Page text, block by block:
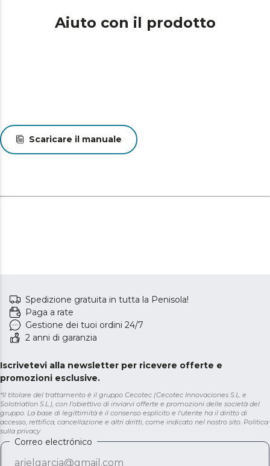
Aiuto con il prodotto
Scaricare il manuale
Spedizione gratuita in tutta la Penisola!
Paga a rate
Gestione dei tuoi ordini 24/7
2 anni di garanzia
Iscrivetevi alla newsletter per ricevere offerte e
promozioni esclusive.
*Il titolare del trattamento è il gruppo Cecotec (Cecotec Innovaciones S.L. e
Solotriatlon S.L.), con l'obiettivo di inviarvi offerte e promozioni delle società del
gruppo. La base di legittimità è il consenso esplicito e l'utente ha il diritto di
accesso, rettifica, cancellazione e altri diritti, come indicato nel nostro sito. Politica
sulla privacy
Correo electrónico